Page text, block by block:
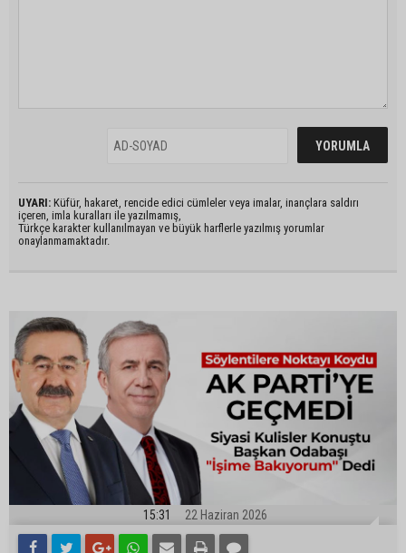
UYARI: Küfür, hakaret, rencide edici cümleler veya imalar, inançlara saldırı
içeren, imla kuralları ile yazılmamış,
Türkçe karakter kullanılmayan ve büyük harflerle yazılmış yorumlar
onaylanmamaktadır.
15:31 22 Haziran 2026